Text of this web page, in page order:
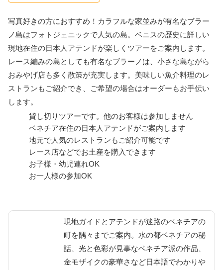
写真好きの方におすすめ！カラフルな家並みが有名なブラー
ノ島はフォトジェニックで人気の島。ベニスの歴史に詳しい
現地在住の日本人アテンドが楽しくツアーをご案内します。
レース編みの島としても有名なブラーノは、小さな島ながら
おみやげ店も多く散策が充実します。美味しい魚介料理のレ
ストランもご紹介でき、ご希望の場合はオーダーもお手伝い
します。
貸し切りツアーです。他のお客様は参加しません
ベネチア在住の日本人アテンドがご案内します
地元で人気のレストランもご紹介可能です
レース店などでお土産を購入できます
お子様・幼児連れOK
お一人様の参加OK
現地ガイドとアテンドが迷路のベネチアの
町を隅々までご案内。水の都ベネチアの秘
話、光と色彩が見事なベネチア派の作品、
金モザイクの豪華さなど日本語でわかりや